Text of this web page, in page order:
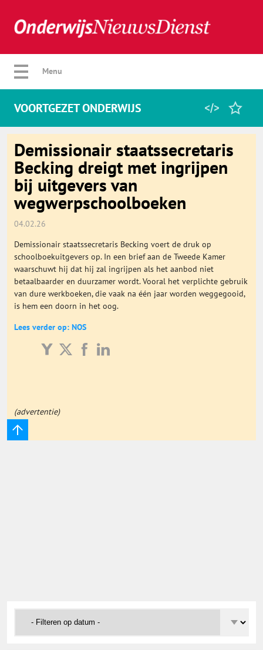
Verberg menu
Home
Favorieten
Categorie
Algemeen
Onderwijs Totaal
Basisonderwijs
Hoger Onderwijs
MBO
Vacaturewijzer Basisonderwijs
Menu
VOORTGEZET ONDERWIJS
Demissionair staatssecretaris
Becking dreigt met ingrijpen
bij uitgevers van
wegwerpschoolboeken
04.02.26
Demissionair staatssecretaris Becking voert de druk op
schoolboekuitgevers op. In een brief aan de Tweede Kamer
waarschuwt hij dat hij zal ingrijpen als het aanbod niet
betaalbaarder en duurzamer wordt. Vooral het verplichte gebruik
van dure werkboeken, die vaak na één jaar worden weggegooid,
is hem een doorn in het oog.
Lees verder op: NOS
(advertentie)